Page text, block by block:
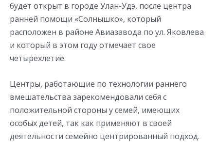
будет открыт в городе Улан-Удэ, после центра
ранней помощи «Солнышко», который
расположен в районе Авиазавода по ул. Яковлева
и который в этом году отмечает свое
четырехлетие.
Центры, работающие по технологии раннего
вмешательства зарекомендовали себя с
положительной стороны у семей, имеющих
особых детей, так как применяют в своей
деятельности семейно центрированный подход.